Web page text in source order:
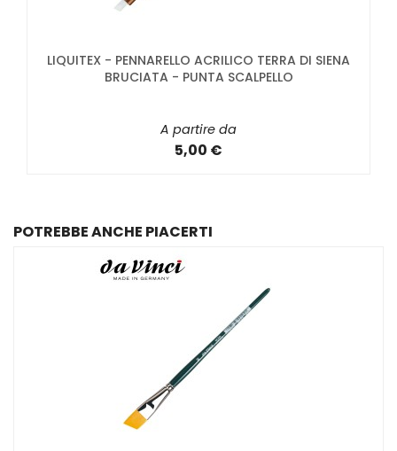
LIQUITEX - PENNARELLO ACRILICO TERRA DI SIENA
BRUCIATA - PUNTA SCALPELLO
A partire da
5,00 €
POTREBBE ANCHE PIACERTI